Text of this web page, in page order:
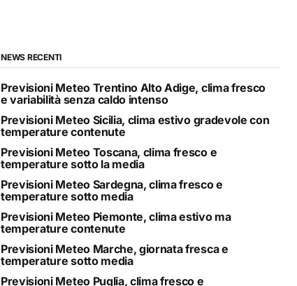
NEWS RECENTI
Previsioni Meteo Trentino Alto Adige, clima fresco
e variabilità senza caldo intenso
Previsioni Meteo Sicilia, clima estivo gradevole con
temperature contenute
Previsioni Meteo Toscana, clima fresco e
temperature sotto la media
Previsioni Meteo Sardegna, clima fresco e
temperature sotto media
Previsioni Meteo Piemonte, clima estivo ma
temperature contenute
Previsioni Meteo Marche, giornata fresca e
temperature sotto media
Previsioni Meteo Puglia, clima fresco e